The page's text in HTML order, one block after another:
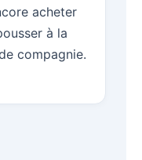
acheter
à la
compagnie.